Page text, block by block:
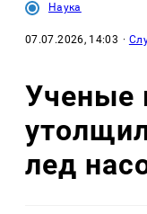
Наука
07.07.2026, 14:03 ·
Ученые
лед